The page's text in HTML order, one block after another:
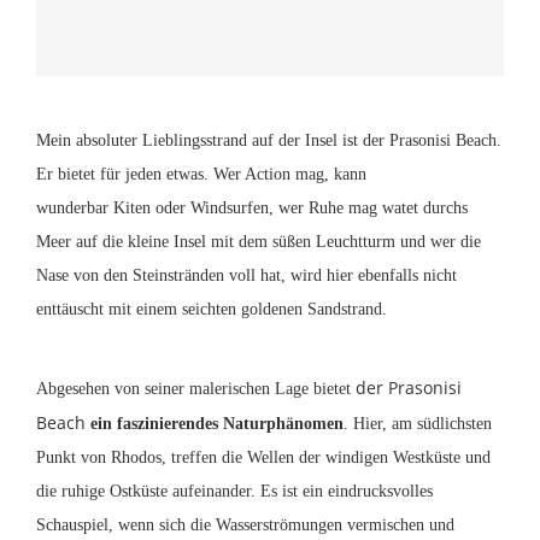
Mein absoluter Lieblingsstrand auf der Insel ist der Prasonisi Beach.
Er bietet für jeden etwas. Wer Action mag, kann
wunderbar Kiten oder Windsurfen, wer Ruhe mag watet durchs
Meer auf die kleine Insel mit dem süßen Leuchtturm und wer die
Nase von den Steinstränden voll hat, wird hier ebenfalls nicht
enttäuscht mit einem seichten goldenen Sandstrand.
Abgesehen von seiner malerischen Lage bietet der Prasonisi
Beach ein faszinierendes Naturphänomen . Hier, am südlichsten
Punkt von Rhodos, treffen die Wellen der windigen Westküste und
die ruhige Ostküste aufeinander. Es ist ein eindrucksvolles
Schauspiel, wenn sich die Wasserströmungen vermischen und